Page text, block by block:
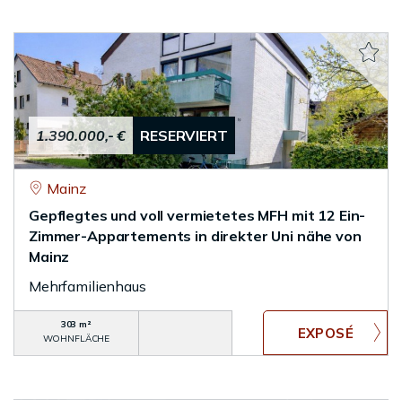
1.390.000,- € RESERVIERT
Mainz
Gepflegtes und voll vermietetes MFH mit 12 Ein-
Zimmer-Appartements in direkter Uni nähe von
Mainz
Mehrfamilienhaus
303 m²
WOHNFLÄCHE